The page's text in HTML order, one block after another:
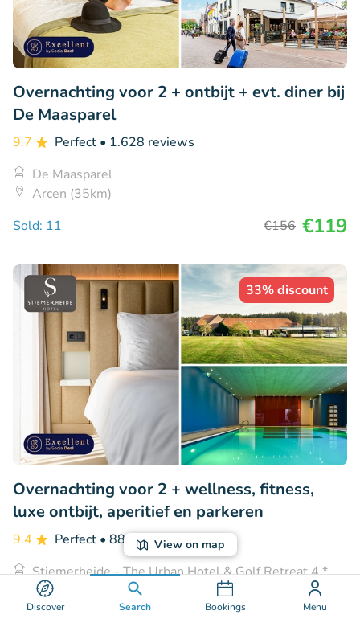
Discover Search Bookings Menu
View on map
Overnachting voor 2 + ontbijt + evt. diner bij
De Maasparel
9.7 Perfect • 1.628 reviews
De Maasparel
Arcen (35km)
Sold: 11
€156 €119
33% discount
Overnachting voor 2 + wellness, fitness,
luxe ontbijt, aperitief en parkeren
9.4 Perfect • 88 reviews
Stiemerheide - The Urban Hotel & Golf Retreat 4 *
Superior
Genk (35km)